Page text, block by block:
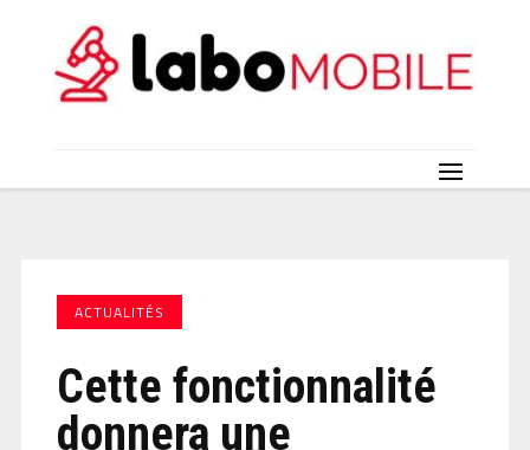
ACTUALITÉS
Cette fonctionnalité
donnera une